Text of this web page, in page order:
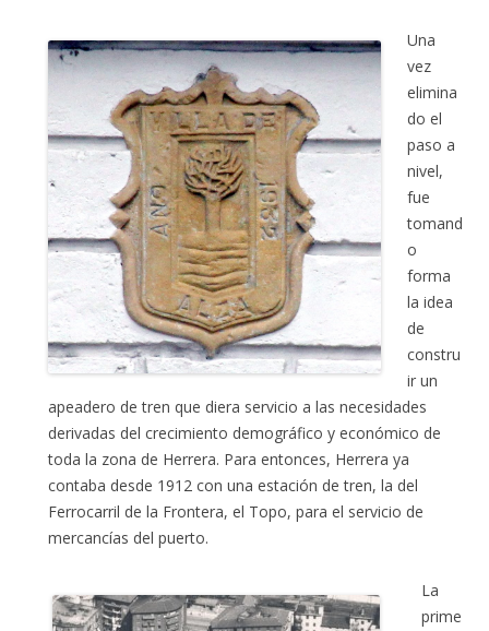
Una
vez
elimina
do el
paso a
nivel,
fue
tomand
o
forma
la idea
de
constru
ir un
apeadero de tren que diera servicio a las necesidades
derivadas del crecimiento demográfico y económico de
toda la zona de Herrera. Para entonces, Herrera ya
contaba desde 1912 con una estación de tren, la del
Ferrocarril de la Frontera, el Topo, para el servicio de
mercancías del puerto.
La
prime